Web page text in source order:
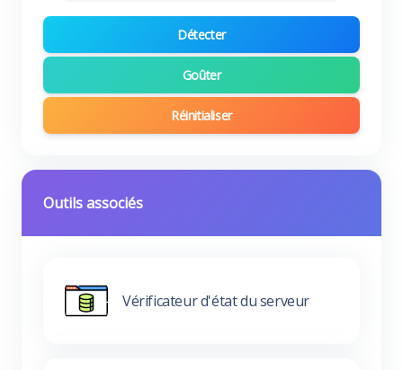
Détecter
Goûter
Réinitialiser
Outils associés
Vérificateur d'état du serveur